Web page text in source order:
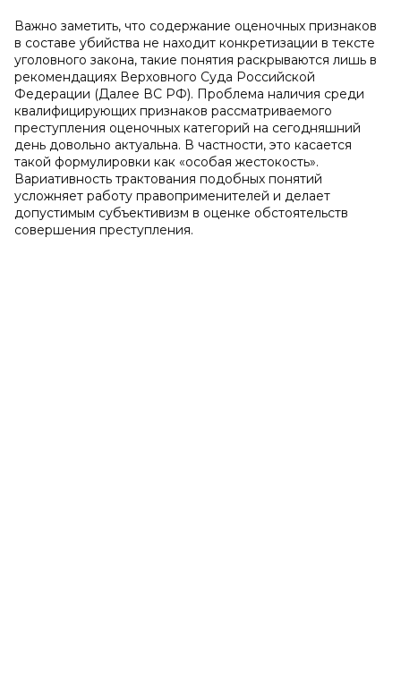
Важно заметить, что содержание оценочных признаков
в составе убийства не находит конкретизации в тексте
уголовного закона, такие понятия раскрываются лишь в
рекомендациях Верховного Суда Российской
Федерации (Далее ВС РФ). Проблема наличия среди
квалифицирующих признаков рассматриваемого
преступления оценочных категорий на сегодняшний
день довольно актуальна. В частности, это касается
такой формулировки как «особая жестокость».
Вариативность трактования подобных понятий
усложняет работу правоприменителей и делает
допустимым субъективизм в оценке обстоятельств
совершения преступления.